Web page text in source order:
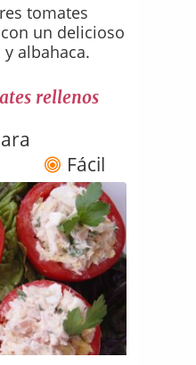
tomates
un delicioso
albahaca.
rellenos
Fácil